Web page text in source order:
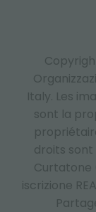
Italy. Les
sont la
droits sont
Curtatone
iscrizione